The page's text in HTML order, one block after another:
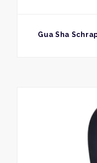
BEKIJK
Gua Sha